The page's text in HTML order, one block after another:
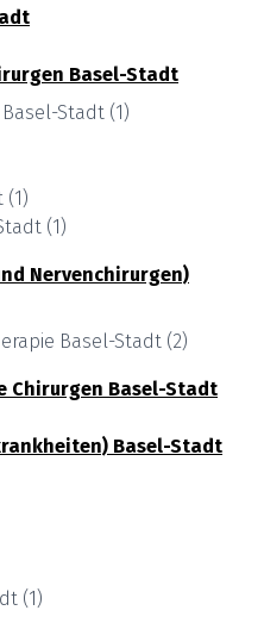
Basel-Stadt
Basel-Stadt (1)
(1)
(1)
Nervenchirurgen)
Basel-Stadt (2)
Chirurgen Basel-Stadt
Basel-Stadt
(1)